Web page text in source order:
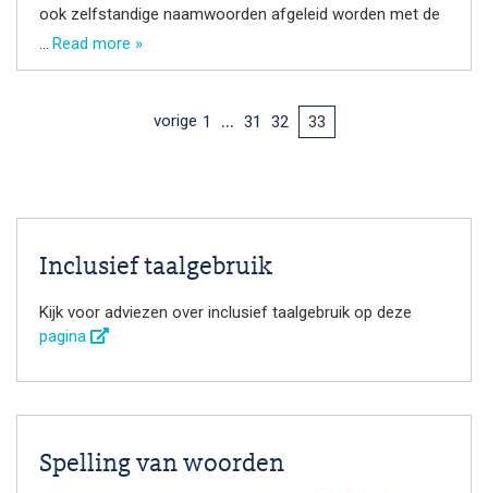
ook zelfstandige naamwoorden afgeleid worden met de
… Read more »
vorige 1 … 31 32 33
Inclusief taalgebruik
Kijk voor adviezen over inclusief taalgebruik op deze
pagina
Spelling van woorden